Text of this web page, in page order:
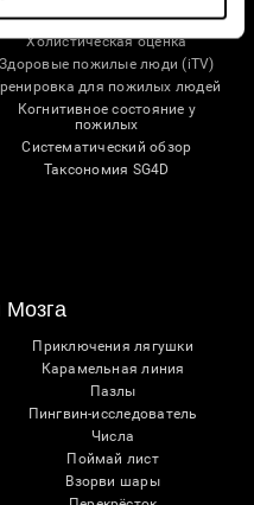
Лётчики
Холистическая оценка
Здоровые пожилые люди (iTV)
для пожилых людей
Когнитивное состояние у
пожилых
Систематический обзор
Таксономия SG4D
Приключения лягушки
Карамельная линия
Пазлы
Пингвин-исследователь
Числа
Поймай лист
Взорви шары